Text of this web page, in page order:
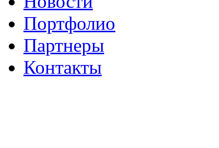
Портфолио
Партнеры
Контакты